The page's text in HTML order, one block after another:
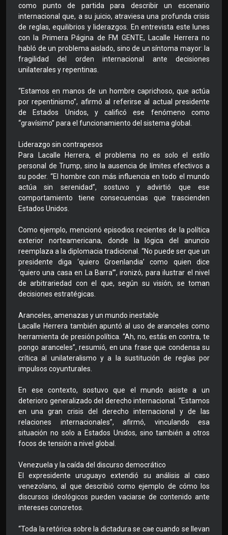
como punto de partida para describir un escenario
internacional que, a su juicio, atraviesa una profunda crisis
de reglas, equilibrios y liderazgos. En entrevista este lunes
con la Primera Página de FM GENTE, Lacalle Herrera no
habló de un problema aislado, sino de un síntoma mayor: la
fragilidad del orden internacional ante decisiones
unilaterales y repentinas.
“Estamos en manos de un hombre caprichoso, que actúa
por repentinismo”, afirmó al referirse al actual presidente
de Estados Unidos, y calificó ese fenómeno como
“gravísimo” para el funcionamiento del sistema global.
Liderazgo sin contrapesos
Para Lacalle Herrera, el problema no es solo el estilo
personal de Trump, sino la ausencia de límites efectivos a
su poder. “El hombre con más influencia en todo el mundo
actúa sin serenidad”, sostuvo y advirtió que ese
comportamiento tiene consecuencias que trascienden
Estados Unidos.
Como ejemplo, mencionó episodios recientes de la política
exterior norteamericana, donde la lógica del anuncio
reemplaza a la diplomacia tradicional. “No puede ser que un
presidente diga ‘quiero Groenlandia’ como quien dice
‘quiero una casa en La Barra’”, ironizó, para ilustrar el nivel
de arbitrariedad con el que, según su visión, se toman
decisiones estratégicas.
Aranceles, amenazas y un mundo inestable
Lacalle Herrera también apuntó al uso de aranceles como
herramienta de presión política. “Ah, no, estás en contra, te
pongo aranceles”, resumió, en una frase que condensa su
crítica al unilateralismo y a la sustitución de reglas por
impulsos coyunturales.
En ese contexto, sostuvo que el mundo asiste a un
deterioro generalizado del derecho internacional. “Estamos
en una gran crisis del derecho internacional y de las
relaciones internacionales”, afirmó, vinculando esa
situación no solo a Estados Unidos, sino también a otros
focos de tensión a nivel global.
Venezuela y la caída del discurso democrático
El expresidente uruguayo extendió su análisis al caso
venezolano, al que describió como ejemplo de cómo los
discursos ideológicos pueden vaciarse de contenido ante
intereses concretos.
“Toda la retórica sobre la dictadura se cae cuando se llevan